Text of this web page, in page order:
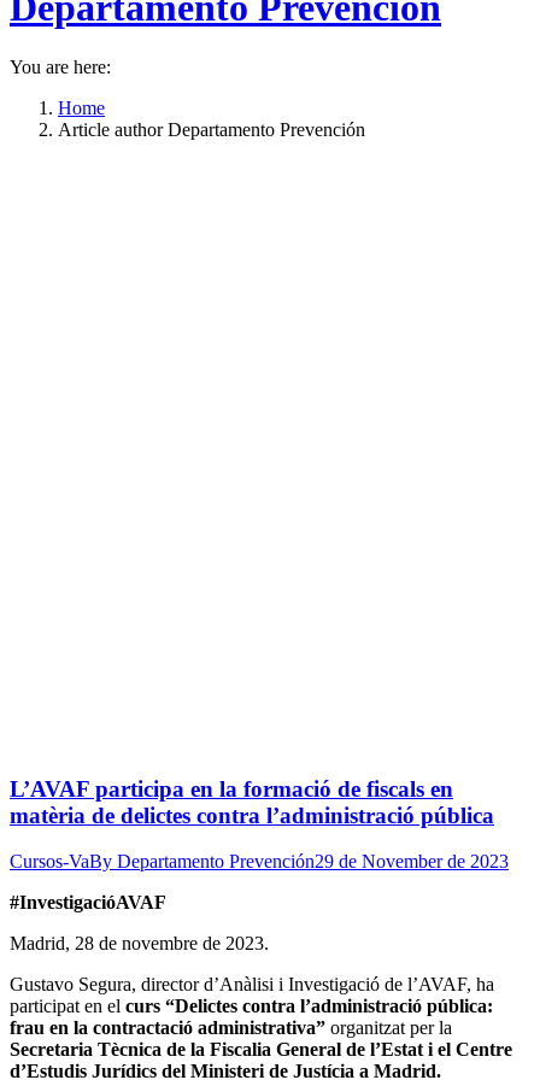
You are here:
Home
Article author Departamento Prevención
L’AVAF participa en la formació de fiscals en
matèria de delictes contra l’administració pública
Cursos-VaBy Departamento Prevención29 de November de 2023
#InvestigacióAVAF
Madrid, 28 de novembre de 2023.
Gustavo Segura, director d’Anàlisi i Investigació de l’AVAF, ha
participat en el curs “Delictes contra l’administració pública:
frau en la contractació administrativa” organitzat per la
Secretaria Tècnica de la Fiscalia General de l’Estat i el Centre
d’Estudis Jurídics del Ministeri de Justícia a Madrid.